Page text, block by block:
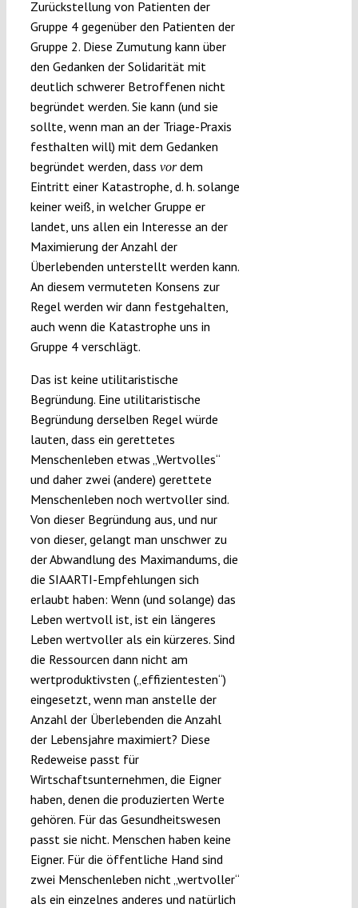
Zurückstellung von Patienten der
Gruppe 4 gegenüber den Patienten der
Gruppe 2. Diese Zumutung kann über
den Gedanken der Solidarität mit
deutlich schwerer Betroffenen nicht
begründet werden. Sie kann (und sie
sollte, wenn man an der Triage-Praxis
festhalten will) mit dem Gedanken
begründet werden, dass vordem
Eintritt einer Katastrophe, d. h. solange
keiner weiß, in welcher Gruppe er
landet, uns allen ein Interesse an der
Maximierung der Anzahl der
Überlebenden unterstellt werden kann.
An diesem vermuteten Konsens zur
Regel werden wir dann festgehalten,
auch wenn die Katastrophe uns in
Gruppe 4 verschlägt.
Das ist keine utilitaristische
Begründung. Eine utilitaristische
Begründung derselben Regel würde
lauten, dass ein gerettetes
Menschenleben etwas „Wertvolles“
und daher zwei (andere) gerettete
Menschenleben noch wertvoller sind.
Von dieser Begründung aus, und nur
von dieser, gelangt man unschwer zu
der Abwandlung des Maximandums, die
die SIAARTI-Empfehlungen sich
erlaubt haben: Wenn (und solange) das
Leben wertvoll ist, ist ein längeres
Leben wertvoller als ein kürzeres. Sind
die Ressourcen dann nicht am
wertproduktivsten („effizientesten“)
eingesetzt, wenn man anstelle der
Anzahl der Überlebenden die Anzahl
der Lebensjahre maximiert? Diese
Redeweise passt für
Wirtschaftsunternehmen, die Eigner
haben, denen die produzierten Werte
gehören. Für das Gesundheitswesen
passt sie nicht. Menschen haben keine
Eigner. Für die öffentliche Hand sind
zwei Menschenleben nicht „wertvoller“
als ein einzelnes anderes und natürlich